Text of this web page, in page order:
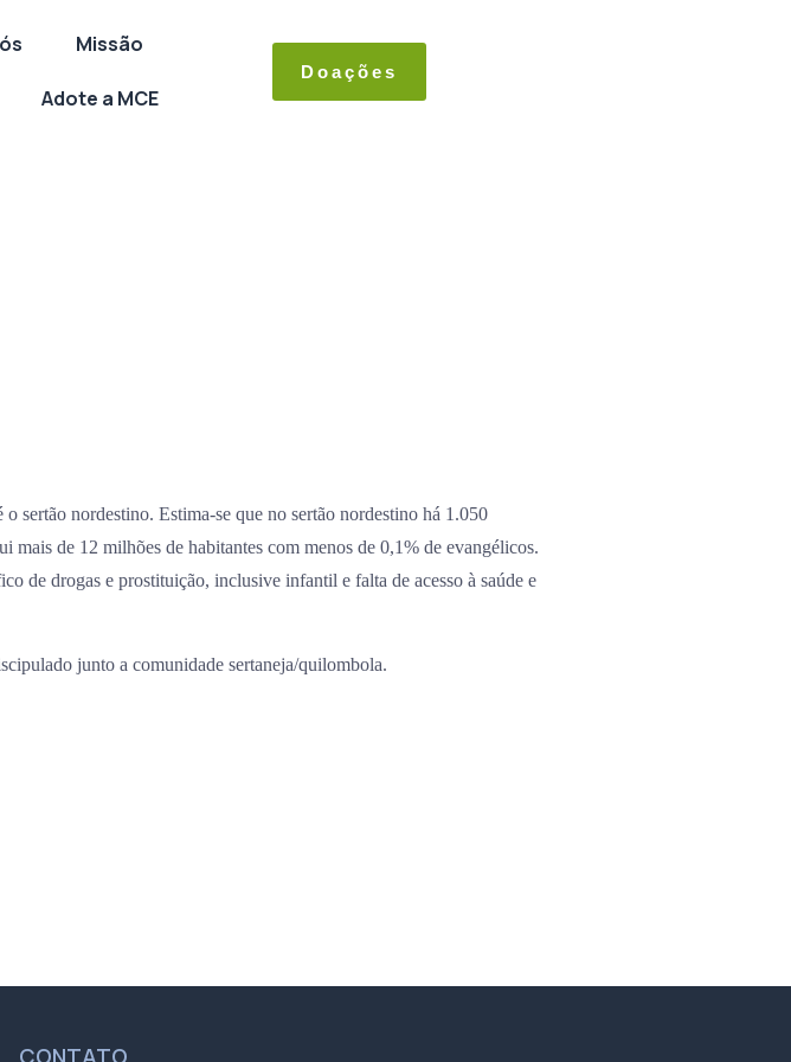
Missão
Adote a MCE
Doações
sertão nordestino. Estima-se que no sertão nordestino há 1.050
mais de 12 milhões de habitantes com menos de 0,1% de evangélicos.
de drogas e prostituição, inclusive infantil e falta de acesso à saúde e
junto a comunidade sertaneja/quilombola.
CONTATO